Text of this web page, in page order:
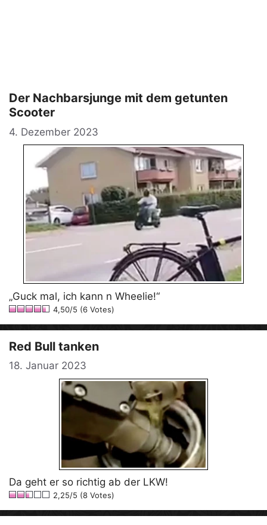
Der Nachbarsjunge mit dem getunten
Scooter
4. Dezember 2023
„Guck mal, ich kann n Wheelie!“
4,50/5 (6 Votes)
Red Bull tanken
18. Januar 2023
Da geht er so richtig ab der LKW!
2,25/5 (8 Votes)